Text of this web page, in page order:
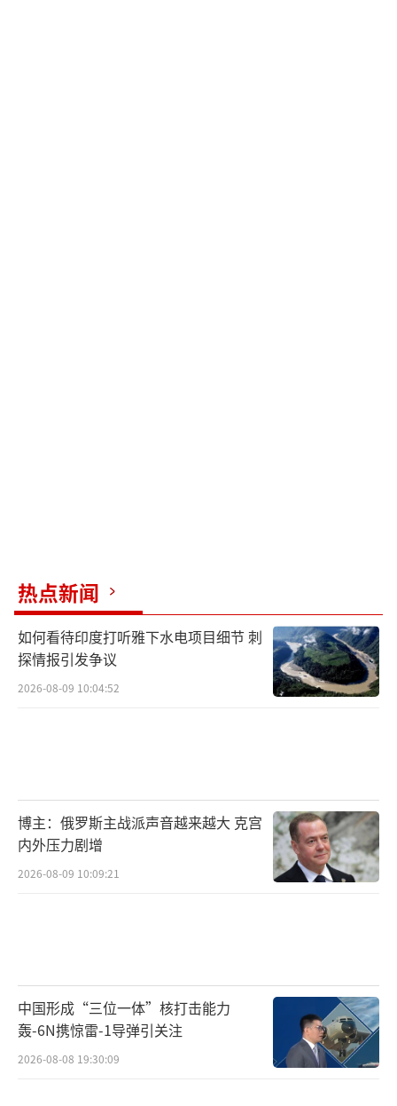
热点新闻
如何看待印度打听雅下水电项目细节 刺
探情报引发争议
2026-08-09 10:04:52
博主：俄罗斯主战派声音越来越大 克宫
内外压力剧增
2026-08-09 10:09:21
中国形成“三位一体”核打击能力
轰-6N携惊雷-1导弹引关注
2026-08-08 19:30:09